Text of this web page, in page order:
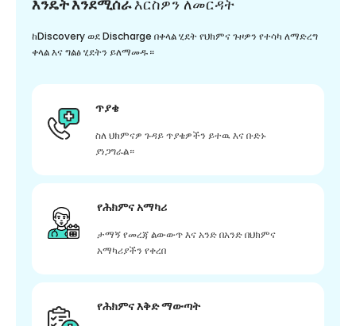
እንዴት እንደሚሰራእርስዎን ለመርዳት
ከDiscovery ወደ Discharge በቀላል ሂደት የህክምና ጉዞዎን የተሳካ ለማድረግ
ቀላል እና ግልፅ ሂደትን ይለማመዱ።
ጥያቄ
ስለ ህክምናዎ ጉዳይ ጥያቄዎችን ይተዉ እና ቡድኑ
ያነጋግራል።
የሕክምና አማካሪ
ታማኝ የመረጃ ልውውጥ እና አንድ በአንድ በህክምና
አማካሪያችን የቀረበ
የሕክምና እቅድ ማውጣት